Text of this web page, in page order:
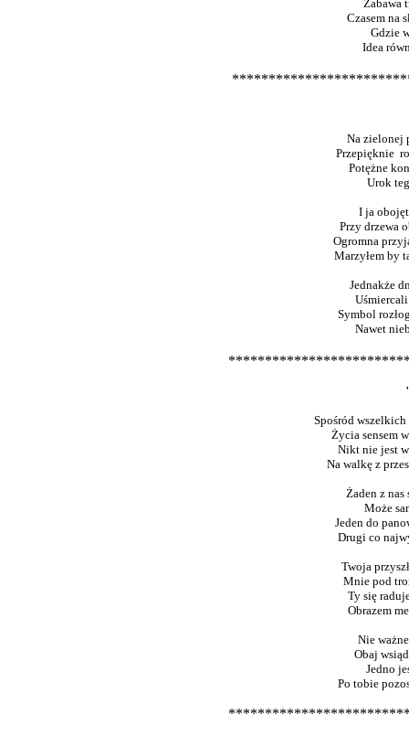
Zabawa
Czasem na
Gdzie
Idea
Na zielonej
Przepięknie
Potężne
Urok
I ja
Przy drzewa
Ogromna
Marzyłem by
Jednakże
Symbol
Nawet
Spośród
Życia sensem
Nikt nie jest
Na walkę z
Żaden z nas
Może
Jeden do
Drugi co
Twoja
Mnie pod
Ty się
Obrazem
Nie
Obaj
Jedno
Po tobie